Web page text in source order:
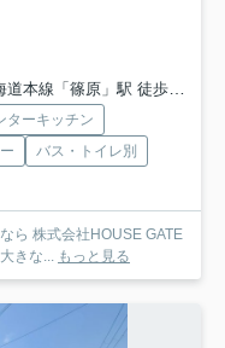
本線「篠原」駅 徒歩49分
ターキッチン
バス・トイレ別
ら 株式会社HOUSE GATE
きな... もっと見る